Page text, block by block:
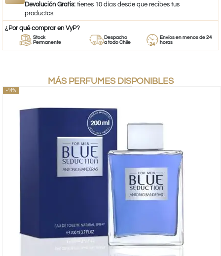
Devolución Gratis: tienes 10 días desde que recibes tus
productos.
¿Por qué comprar en VyP?
Stock
Permanente
Despacho
a todo Chile
Envíos en menos de 24
horas
MÁS PERFUMES DISPONIBLES
-44%